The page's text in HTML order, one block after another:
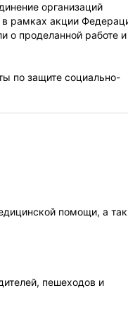
организаций
рамках акции
о проделанной работе и
по защите социально-
помощи, а
пешеходов и